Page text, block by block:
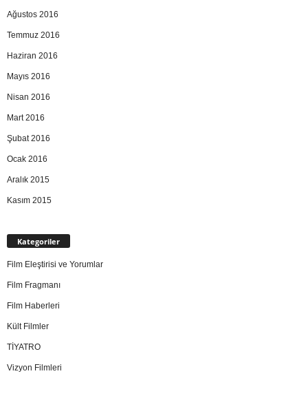
Ağustos 2016
Temmuz 2016
Haziran 2016
Mayıs 2016
Nisan 2016
Mart 2016
Şubat 2016
Ocak 2016
Aralık 2015
Kasım 2015
Kategoriler
Film Eleştirisi ve Yorumlar
Film Fragmanı
Film Haberleri
Kült Filmler
TİYATRO
Vizyon Filmleri